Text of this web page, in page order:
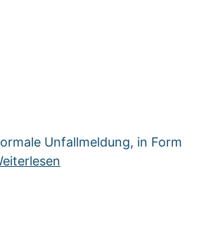
Unfallmeldung, in Form